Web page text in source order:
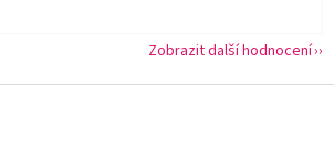
Zobrazit další hodnocení